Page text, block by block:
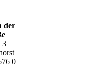
der
3
0